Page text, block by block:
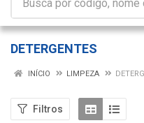
DETERGENTES
INÍCIO LIMPEZA
Filtros